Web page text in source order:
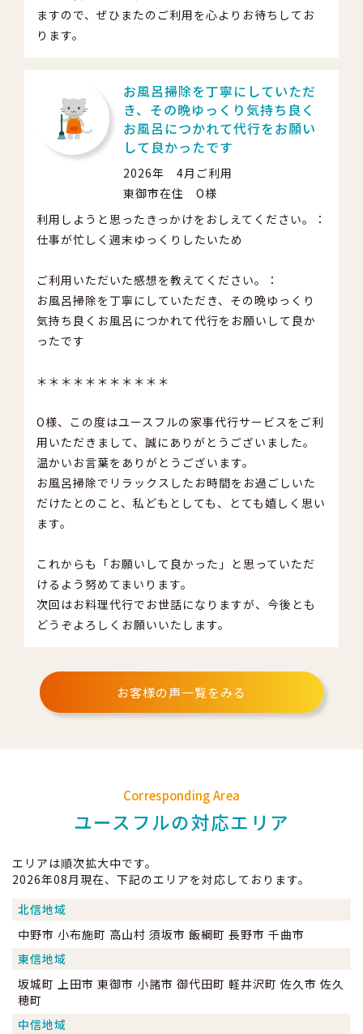
ますので、ぜひまたのご利用を心よりお待ちしてお
ります。
お風呂掃除を丁寧にしていただ
き、その晩ゆっくり気持ち良く
お風呂につかれて代行をお願い
して良かったです
2026年 4月ご利用
東御市在住 O様
利用しようと思ったきっかけをおしえてください。：
仕事が忙しく週末ゆっくりしたいため
ご利用いただいた感想を教えてください。：
お風呂掃除を丁寧にしていただき、その晩ゆっくり
気持ち良くお風呂につかれて代行をお願いして良か
ったです
＊＊＊＊＊＊＊＊＊＊＊
O様、この度はユースフルの家事代行サービスをご利
用いただきまして、誠にありがとうございました。
温かいお言葉をありがとうございます。
お風呂掃除でリラックスしたお時間をお過ごしいた
だけたとのこと、私どもとしても、とても嬉しく思い
ます。
これからも「お願いして良かった」と思っていただ
けるよう努めてまいります。
次回はお料理代行でお世話になりますが、今後とも
どうぞよろしくお願いいたします。
お客様の声一覧をみる
Corresponding Area
ユースフルの対応エリア
エリアは順次拡大中です。
2026年08月現在、下記のエリアを対応しております。
北信地域
中野市 小布施町 高山村 須坂市 飯綱町 長野市 千曲市
東信地域
坂城町 上田市 東御市 小諸市 御代田町 軽井沢町 佐久市 佐久
穂町
中信地域